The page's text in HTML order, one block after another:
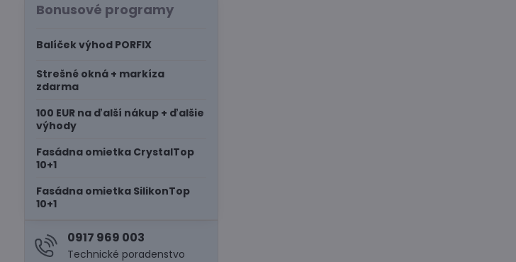
Bonusové programy
Balíček výhod PORFIX
Strešné okná + markíza
zdarma
100 EUR na ďalší nákup + ďalšie
výhody
Fasádna omietka CrystalTop
10+1
Fasádna omietka SilikonTop
10+1
0917 969 003
Technické poradenstvo